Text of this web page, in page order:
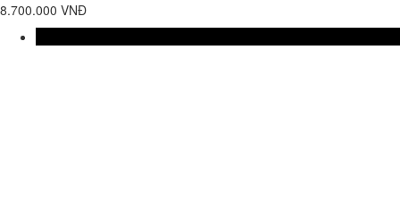
8.700.000 VNĐ